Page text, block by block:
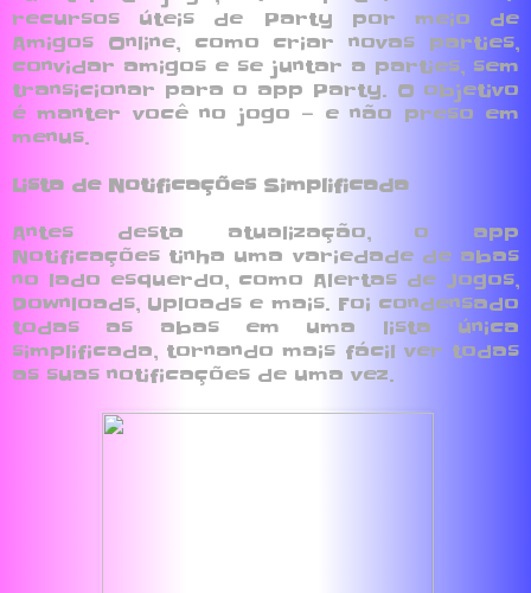
recursos úteis de Party por meio de
Amigos Online, como criar novas parties,
convidar amigos e se juntar a parties, sem
transicionar para o app Party. O objetivo
é manter você no jogo — e não preso em
menus.
Lista de Notificações Simplificada
Antes desta atualização, o app
Notificações tinha uma variedade de abas
no lado esquerdo, como Alertas de Jogos,
Downloads, Uploads e mais. Foi condensado
todas as abas em uma lista única
simplificada, tornando mais fácil ver todas
as suas notificações de uma vez.